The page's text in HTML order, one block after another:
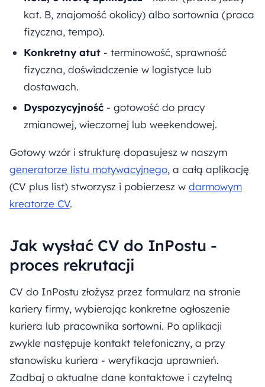
kat. B, znajomość okolicy) albo sortownia (praca
fizyczna, tempo).
Konkretny atut - terminowość, sprawność
fizyczna, doświadczenie w logistyce lub
dostawach.
Dyspozycyjność - gotowość do pracy
zmianowej, wieczornej lub weekendowej.
Gotowy wzór i strukturę dopasujesz w naszym
generatorze listu motywacyjnego, a całą aplikację
(CV plus list) stworzysz i pobierzesz w darmowym
kreatorze CV.
Jak wysłać CV do InPostu -
proces rekrutacji
CV do InPostu złożysz przez formularz na stronie
kariery firmy, wybierając konkretne ogłoszenie
kuriera lub pracownika sortowni. Po aplikacji
zwykle następuje kontakt telefoniczny, a przy
stanowisku kuriera - weryfikacja uprawnień.
Zadbaj o aktualne dane kontaktowe i czytelną